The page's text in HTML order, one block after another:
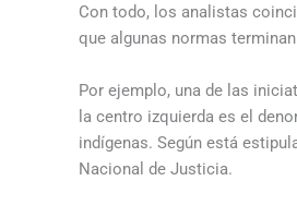
Con todo, los analistas
que algunas normas
Por ejemplo, una de las
la centro izquierda es el
indígenas. Según está
Nacional de Justicia.